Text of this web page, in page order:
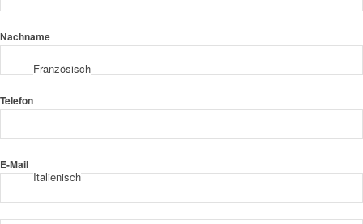
Französisch
Italienisch
Nachname
Telefon
E-Mail